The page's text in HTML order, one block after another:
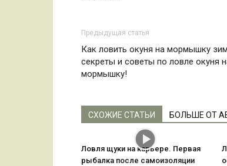
Предыдущая статья
Как ловить окуня на мормышку
секреты и советы по ловле окуня
мормышку!
СХОЖИЕ СТАТЬИ БОЛЬШЕ ОТ
Ловля щуки на карьере. Первая
рыбалка после самоизоляции